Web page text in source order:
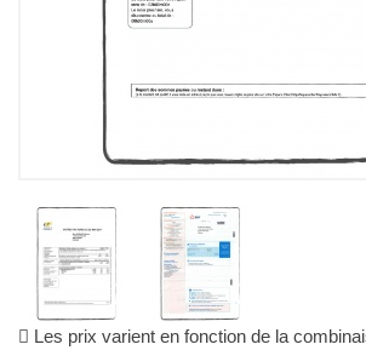
Les prix varient en fonction de la